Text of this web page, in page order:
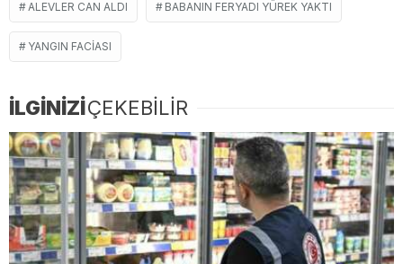
ALEVLER CAN ALDI BABANIN FERYADI YÜREK YAKTI
YANGIN FACIASI
İLGİNİZİÇEKEBİLİR